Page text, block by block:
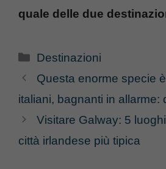
quale delle due
Categorie
Destinazioni
Questa enorme specie
italiani, bagnanti in allarme:
Visitare Galway: 5
città irlandese più tipica